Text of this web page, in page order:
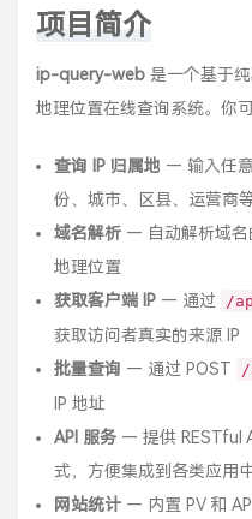
项目简介
ip-query-web 是一个基于
地理位置在线查询系统。你可
查询 IP 归属地 — 输入任
份、城市、区县、运营商
域名解析 — 自动解析域名
地理位置
获取客户端 IP — 通过 /
获取访问者真实的来源 IP
批量查询 — 通过 POST /
IP 地址
API 服务 — 提供 RESTful
式，方便集成到各类应用
网站统计 — 内置 PV 和